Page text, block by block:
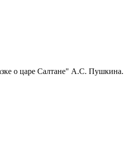
о царе Салтане" А.С. Пушкина.